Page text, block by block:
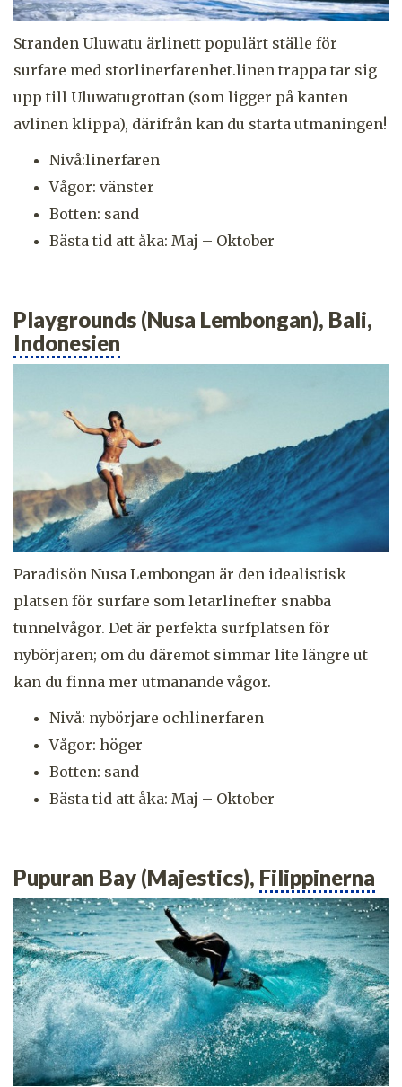
Stranden Uluwatu ärlinett populärt ställe för
surfare med storlinerfarenhet.linen trappa tar sig
upp till Uluwatugrottan (som ligger på kanten
avlinen klippa), därifrån kan du starta utmaningen!
Nivå:linerfaren
Vågor: vänster
Botten: sand
Bästa tid att åka: Maj – Oktober
Playgrounds (Nusa Lembongan), Bali,
Indonesien
Paradisön Nusa Lembongan är den idealistisk
platsen för surfare som letarlinefter snabba
tunnelvågor. Det är perfekta surfplatsen för
nybörjaren; om du däremot simmar lite längre ut
kan du finna mer utmanande vågor.
Nivå: nybörjare ochlinerfaren
Vågor: höger
Botten: sand
Bästa tid att åka: Maj – Oktober
Pupuran Bay (Majestics), Filippinerna